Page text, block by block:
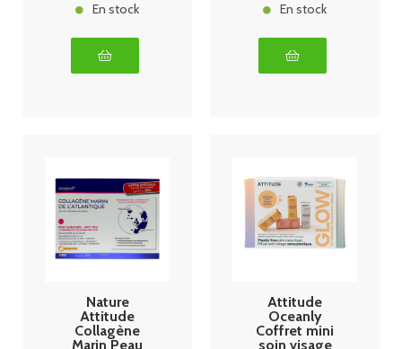
En stock En stock
Nature
Attitude
Collagène
Marin Peau
Attitude
Oceanly
Coffret mini
soin visage